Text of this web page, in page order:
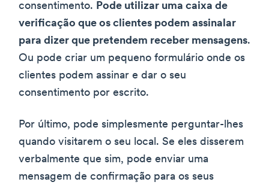
consentimento. Pode utilizar uma caixa de
verificação que os clientes podem assinalar
para dizer que pretendem receber mensagens.
Ou pode criar um pequeno formulário onde os
clientes podem assinar e dar o seu
consentimento por escrito.
Por último, pode simplesmente perguntar-lhes
quando visitarem o seu local. Se eles disserem
verbalmente que sim, pode enviar uma
mensagem de confirmação para os seus